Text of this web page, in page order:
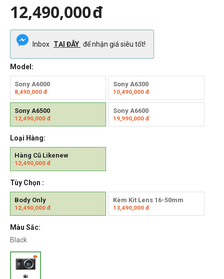
12,490,000đ
Inbox TẠI ĐÂY để nhận giá siêu tốt!
Model:
Sony A6000
8,490,000 đ
Sony A6300
10,490,000đ
Sony A6500
12,490,000 đ
Sony A6600
19,990,000đ
Loại Hàng:
Hàng Cũ Likenew
12,490,000 đ
Tùy Chọn :
Body Only
12,490,000 đ
Kèm Kit Lens 16-50mm
13,490,000đ
Màu Sắc:
Black